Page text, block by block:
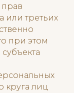
или третьих
при этом
круга лиц